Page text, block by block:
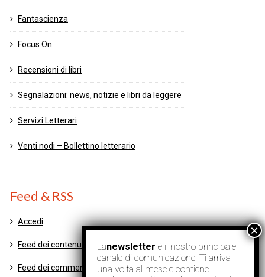
Fantascienza
Focus On
Recensioni di libri
Segnalazioni: news, notizie e libri da leggere
Servizi Letterari
Venti nodi – Bollettino letterario
Feed & RSS
Accedi
Feed dei contenuti
Feed dei commenti
Lanewsletter è il nostro principale
canale di comunicazione. Ti arriva
una volta al mese e contiene